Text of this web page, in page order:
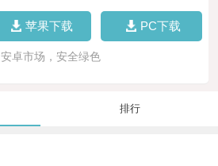
苹果下载 PC下载
安卓市场，安全绿色
排行